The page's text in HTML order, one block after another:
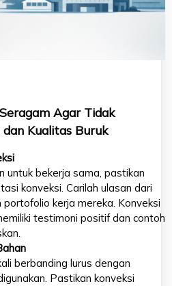
Agar Tidak
Kualitas Buruk
untuk bekerja sama, pastikan
konveksi. Carilah ulasan dari
portofolio kerja mereka. Konveksi
testimoni positif dan contoh
berbanding lurus dengan
Pastikan konveksi